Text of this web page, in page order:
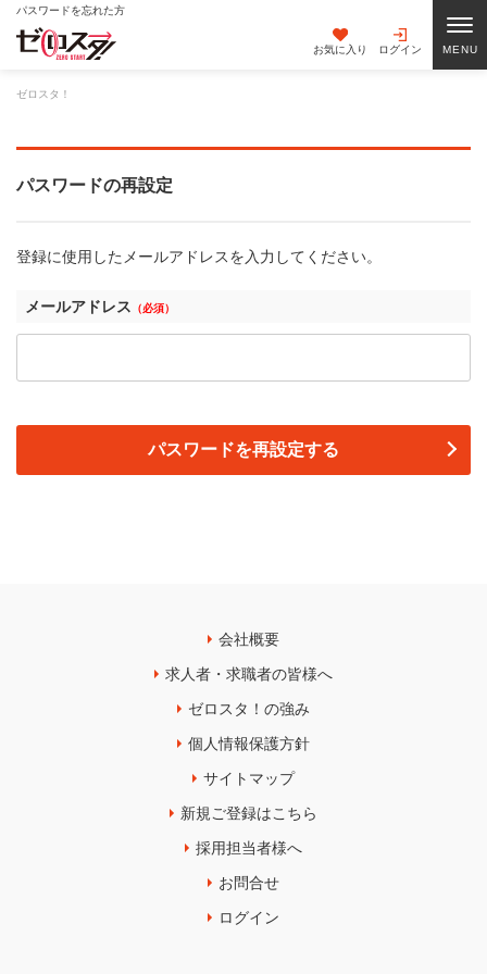
パスワードを忘れた方
お気に入り ログイン
ゼロスタ！
パスワードの再設定
登録に使用したメールアドレスを入力してください。
メールアドレス （必須）
パスワードを再設定する
会社概要
求人者・求職者の皆様へ
ゼロスタ！の強み
個人情報保護方針
サイトマップ
新規ご登録はこちら
採用担当者様へ
お問合せ
ログイン